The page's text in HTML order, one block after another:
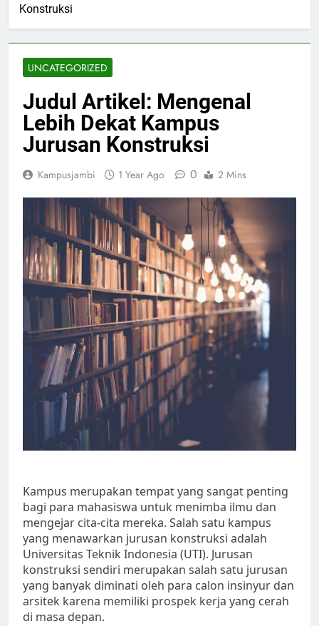
Konstruksi
UNCATEGORIZED
Judul Artikel: Mengenal
Lebih Dekat Kampus
Jurusan Konstruksi
Kampusjambi 1 Year Ago 0 2 Mins
Kampus merupakan tempat yang sangat penting
bagi para mahasiswa untuk menimba ilmu dan
mengejar cita-cita mereka. Salah satu kampus
yang menawarkan jurusan konstruksi adalah
Universitas Teknik Indonesia (UTI). Jurusan
konstruksi sendiri merupakan salah satu jurusan
yang banyak diminati oleh para calon insinyur dan
arsitek karena memiliki prospek kerja yang cerah
di masa depan.